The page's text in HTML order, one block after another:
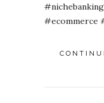
#ecommerce